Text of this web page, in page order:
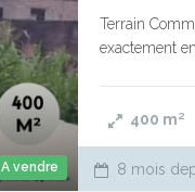
A vendre
Terrain
exactement
400 m²
8 mois